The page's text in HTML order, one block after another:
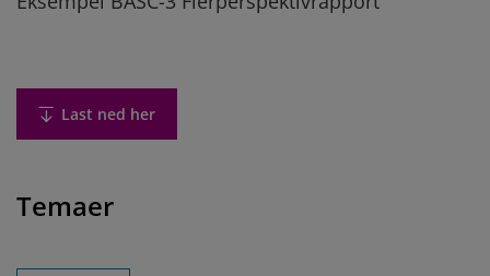
Last ned her
Temaer